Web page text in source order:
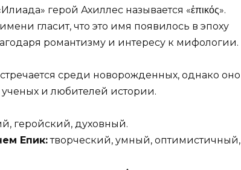
герой Ахиллес называется «ἐπικός».
гласит, что это имя появилось в эпоху
романтизму и интересу к мифологии.
среди новорожденных, однако оно
ученых и любителей истории.
геройский, духовный.
Епик:творческий, умный, оптимистичный,